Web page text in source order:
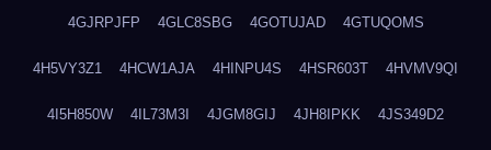
4GJRPJFP 4GLC8SBG 4GOTUJAD 4GTUQOMS
4H5VY3Z1 4HCW1AJA 4HINPU4S 4HSR603T 4HVMV9QI
4I5H850W 4IL73M3I 4JGM8GIJ 4JH8IPKK 4JS349D2